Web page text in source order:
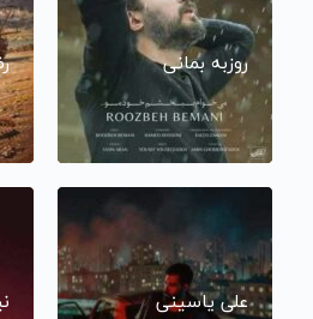
روزبه بمانی
علی یاسینی